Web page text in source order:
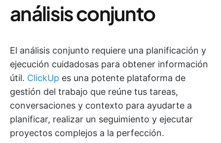
análisis conjunto
El análisis conjunto requiere una planificación y
ejecución cuidadosas para obtener información
útil. ClickUp es una potente plataforma de
gestión del trabajo que reúne tus tareas,
conversaciones y contexto para ayudarte a
planificar, realizar un seguimiento y ejecutar
proyectos complejos a la perfección.